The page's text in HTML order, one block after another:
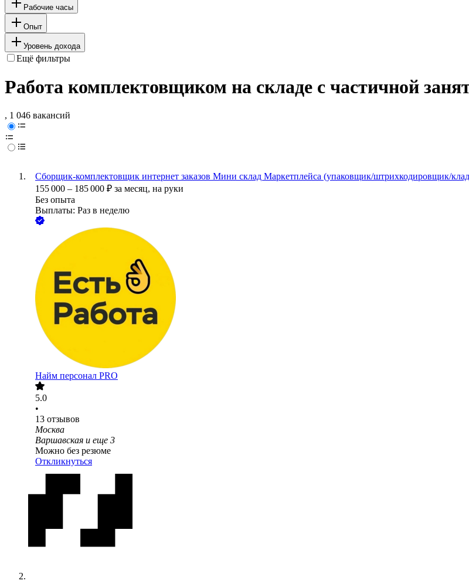
Рабочие часы
Опыт
Уровень дохода
Ещё фильтры
Работа комплектовщиком на складе с частичной
, 1 046 вакансий
Сборщик-комплектовщик интернет заказов Мини склад Маркетплейса (упаковщик/штрихкодировщик/
155 000 – 185 000 ₽ за месяц, на руки
Без опыта
Выплаты: Раз в неделю
Найм персонал PRO
5.0
•
13 отзывов
Москва
Варшавская и еще 3
Можно без резюме
Откликнуться